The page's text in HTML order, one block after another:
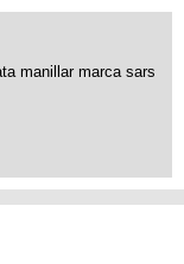
manillar marca sars